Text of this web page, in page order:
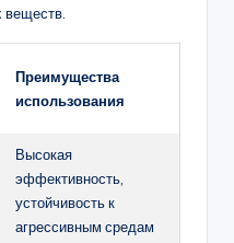
веществ.
Преимущества
использования
Высокая
эффективность,
устойчивость к
агрессивным средам